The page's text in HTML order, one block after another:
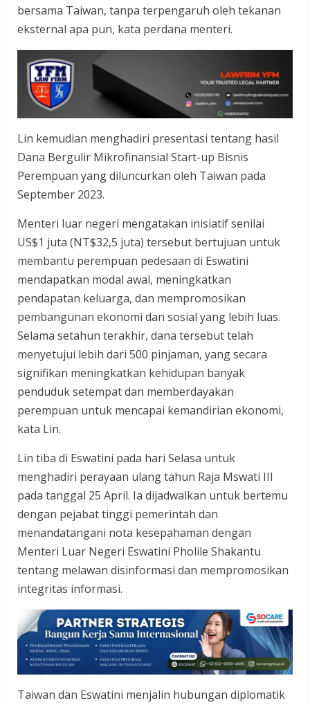
bersama Taiwan, tanpa terpengaruh oleh tekanan
eksternal apa pun, kata perdana menteri.
Lin kemudian menghadiri presentasi tentang hasil
Dana Bergulir Mikrofinansial Start-up Bisnis
Perempuan yang diluncurkan oleh Taiwan pada
September 2023.
Menteri luar negeri mengatakan inisiatif senilai
US$1 juta (NT$32,5 juta) tersebut bertujuan untuk
membantu perempuan pedesaan di Eswatini
mendapatkan modal awal, meningkatkan
pendapatan keluarga, dan mempromosikan
pembangunan ekonomi dan sosial yang lebih luas.
Selama setahun terakhir, dana tersebut telah
menyetujui lebih dari 500 pinjaman, yang secara
signifikan meningkatkan kehidupan banyak
penduduk setempat dan memberdayakan
perempuan untuk mencapai kemandirian ekonomi,
kata Lin.
Lin tiba di Eswatini pada hari Selasa untuk
menghadiri perayaan ulang tahun Raja Mswati III
pada tanggal 25 April. Ia dijadwalkan untuk bertemu
dengan pejabat tinggi pemerintah dan
menandatangani nota kesepahaman dengan
Menteri Luar Negeri Eswatini Pholile Shakantu
tentang melawan disinformasi dan mempromosikan
integritas informasi.
Taiwan dan Eswatini menjalin hubungan diplomatik